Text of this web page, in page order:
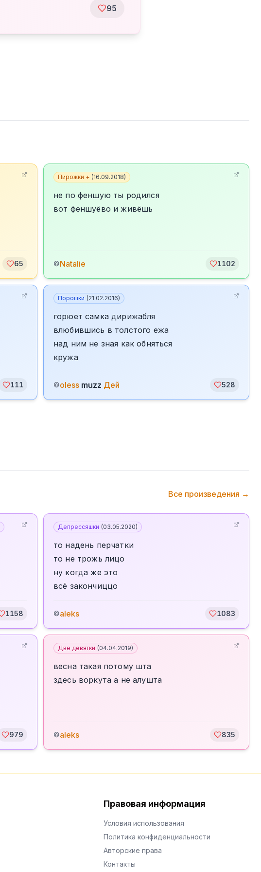
95
65
Пирожки + (16.09.2018)
не по феншую ты родился
вот феншуёво и живёшь
©Natalie 1102
111
Порошки (21.02.2016)
горюет самка дирижабля
влюбившись в толстого ежа
над ним не зная как обняться
кружа
©oless muzz Дей 528
Все произведения →
1158
Депрессяшки (03.05.2020)
то надень перчатки
то не трожь лицо
ну когда же это
всё закончиццо
©aleks 1083
979
Две девятки (04.04.2019)
весна такая потому шта
здесь воркута а не алушта
©aleks 835
Правовая информация
Условия использования
Политика конфиденциальности
Авторские права
Контакты